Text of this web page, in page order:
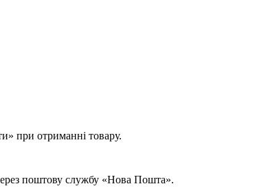
при отриманні товару.
поштову службу «Нова Пошта».